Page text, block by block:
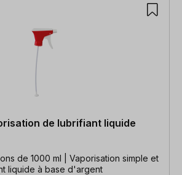
de lubrifiant liquide
de 1000 ml | Vaporisation simple et
liquide à base d'argent